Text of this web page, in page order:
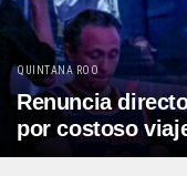
QUINTANA ROO
Renuncia
por costoso